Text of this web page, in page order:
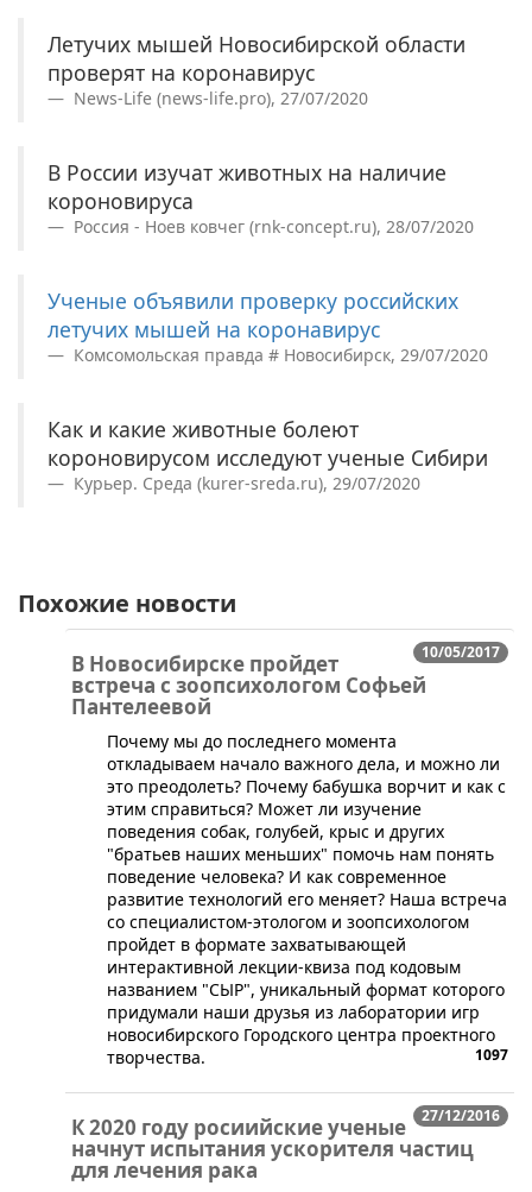
Летучих мышей Новосибирской области
проверят на коронавирус
News-Life (news-life.pro), 27/07/2020
В России изучат животных на наличие
короновируса
Россия - Ноев ковчег (rnk-concept.ru), 28/07/2020
Ученые объявили проверку российских
летучих мышей на коронавирус
Комсомольская правда # Новосибирск, 29/07/2020
Как и какие животные болеют
короновирусом исследуют ученые Сибири
Курьер. Среда (kurer-sreda.ru), 29/07/2020
Похожие новости
10/05/2017
В Новосибирске пройдет
встреча с зоопсихологом Софьей
Пантелеевой
​Почему мы до последнего момента
откладываем начало важного дела, и можно ли
это преодолеть? Почему бабушка ворчит и как с
этим справиться? Может ли изучение
поведения собак, голубей, крыс и других
"братьев наших меньших" помочь нам понять
поведение человека? И как современное
развитие технологий его меняет? Наша встреча
со специалистом-этологом и зоопсихологом
пройдет в формате захватывающей
интерактивной лекции-квиза под кодовым
названием "СЫР", уникальный формат которого
придумали наши друзья из лаборатории игр
новосибирского Городского центра проектного
творчества.
1097
27/12/2016
К 2020 году росиийские ученые
начнут испытания ускорителя частиц
для лечения рака